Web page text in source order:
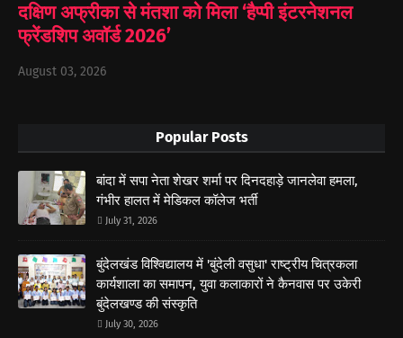
दक्षिण अफ्रीका से मंतशा को मिला ‘हैप्पी इंटरनेशनल
फ्रेंडशिप अवॉर्ड 2026’
August 03, 2026
Popular Posts
बांदा में सपा नेता शेखर शर्मा पर दिनदहाड़े जानलेवा हमला,
गंभीर हालत में मेडिकल कॉलेज भर्ती
July 31, 2026
बुंदेलखंड विश्विद्यालय में 'बुंदेली वसुधा' राष्ट्रीय चित्रकला
कार्यशाला का समापन, युवा कलाकारों ने कैनवास पर उकेरी
बुंदेलखण्ड की संस्कृति
July 30, 2026